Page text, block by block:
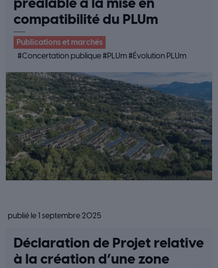
préalable à la mise en
compatibilité du PLUm
Publications et marchés
#Concertation publique#PLUm#Évolution PLUm
publié le 1 septembre 2025
Déclaration de Projet relative
à la création d’une zone